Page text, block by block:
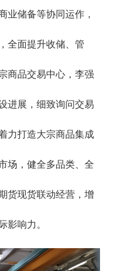
业储备等协同运作，
全面提升收储、管
商品交易中心，李强
进展，细致询问交易
力打造大宗商品集成
场，健全多品类、全
货现货联动经营，增
影响力。